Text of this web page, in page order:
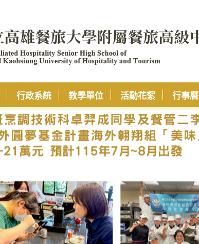
行政系統 教學單位 活動花絮 行事曆